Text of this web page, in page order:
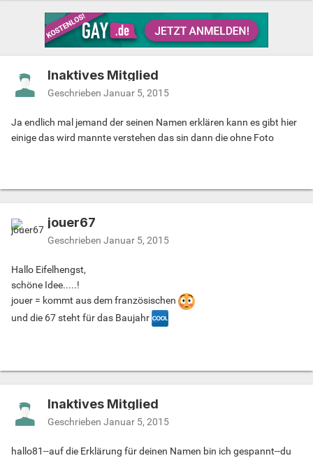
Inaktives Mitglied
Geschrieben Januar 5, 2015
Ja endlich mal jemand der seinen Namen erklären kann es gibt hier
einige das wird mannte verstehen das sin dann die ohne Foto
jouer67
Geschrieben Januar 5, 2015
Hallo Eifelhengst,
schöne Idee.....!
jouer = kommt aus dem französischen
und die 67 steht für das Baujahr
Inaktives Mitglied
Geschrieben Januar 5, 2015
hallo81--auf die Erklärung für deinen Namen bin ich gespannt--du